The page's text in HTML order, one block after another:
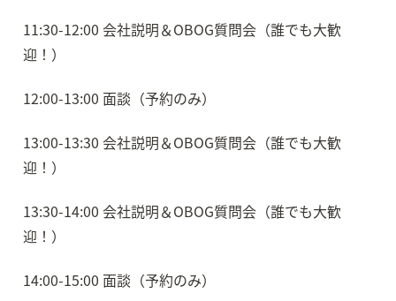
11:30-12:00 会社説明＆OBOG質問会（誰でも大歓
迎！）
12:00-13:00 面談（予約のみ）
13:00-13:30 会社説明＆OBOG質問会（誰でも大歓
迎！）
13:30-14:00 会社説明＆OBOG質問会（誰でも大歓
迎！）
14:00-15:00 面談（予約のみ）